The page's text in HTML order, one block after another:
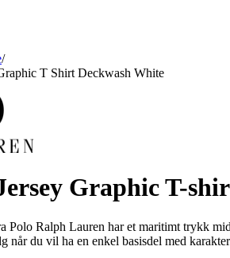
/
T Shirt Deckwash White
Graphic T-
Polo Ralph Lauren har et maritimt trykk
når du vil ha en enkel basisdel med